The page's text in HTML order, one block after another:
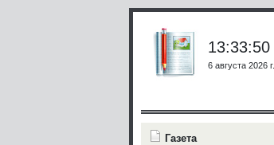
13:33:50
6 августа 2026 г.
Газета